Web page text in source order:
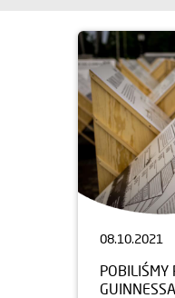
08.10.2021
POBILIŚMY